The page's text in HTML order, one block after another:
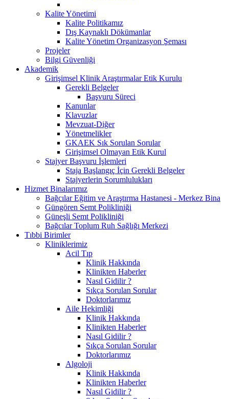
Kalite Yönetimi
Kalite Politikamız
Dış Kaynaklı Dökümanlar
Kalite Yönetim Organizasyon Şeması
Projeler
Bilgi Güvenliği
Akademik
Girişimsel Klinik Araştırmalar Etik Kurulu
Gerekli Belgeler
Başvuru Süreci
Kanunlar
Klavuzlar
Mevzuat-Diğer
Yönetmelikler
GKAEK Sık Sorulan Sorular
Girişimsel Olmayan Etik Kurul
Stajyer Başvuru İşlemleri
Staja Başlangıç İçin Gerekli Belgeler
Stajyerlerin Sorumlulukları
Hizmet Binalarımız
Bağcılar Eğitim ve Araştırma Hastanesi - Merkez Bina
Güngören Semt Polikliniği
Güneşli Semt Polikliniği
Bağcılar Toplum Ruh Sağlığı Merkezi
Tıbbi Birimler
Kliniklerimiz
Acil Tıp
Klinik Hakkında
Klinikten Haberler
Nasıl Gidilir ?
Sıkça Sorulan Sorular
Doktorlarımız
Aile Hekimliği
Klinik Hakkında
Klinikten Haberler
Nasıl Gidilir ?
Sıkça Sorulan Sorular
Doktorlarımız
Algoloji
Klinik Hakkında
Klinikten Haberler
Nasıl Gidilir ?